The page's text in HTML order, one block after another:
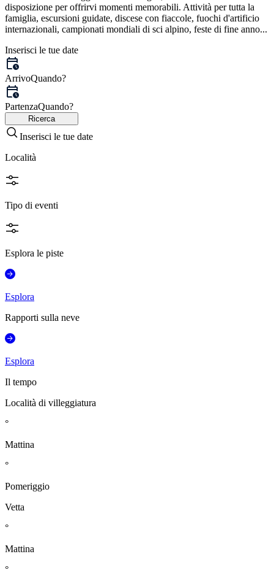
disposizione per offrirvi momenti memorabili. Attività per tutta la
famiglia, escursioni guidate, discese con fiaccole, fuochi d'artificio
internazionali, campionati mondiali di sci alpino, feste di fine anno...
Inserisci le tue date
ArrivoQuando?
PartenzaQuando?
Ricerca
Inserisci le tue date
Località
Tipo di eventi
Esplora le piste
Esplora
Rapporti sulla neve
Esplora
Il tempo
Località di villeggiatura
°
Mattina
°
Pomeriggio
Vetta
°
Mattina
°